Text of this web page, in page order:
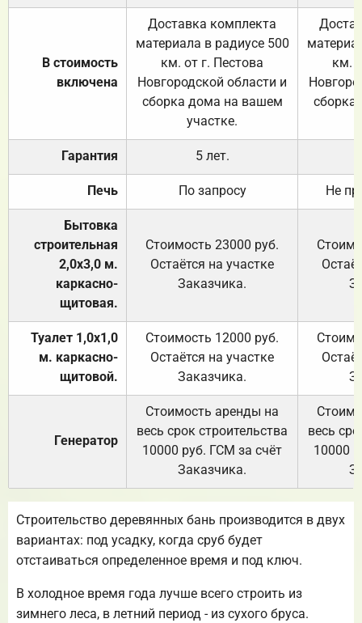
В стоимость
включена
Доставка комплекта
материала в радиусе 500
км. от г. Пестова
Новгородской области и
сборка дома на вашем
участке.
км.
Гарантия 5 лет.
Печь По запросу Не
Бытовка
строительная
2,0х3,0 м.
каркасно-
щитовая.
Стоимость 23000 руб.
Остаётся на участке
Заказчика.
Туалет 1,0х1,0
м. каркасно-
щитовой.
Стоимость 12000 руб.
Остаётся на участке
Заказчика.
Генератор
Стоимость аренды на
весь срок строительства
10000 руб. ГСМ за счёт
Заказчика.
весь
10000
Строительство деревянных бань производится в двух
вариантах: под усадку, когда сруб будет
отстаиваться определенное время и под ключ.
В холодное время года лучше всего строить из
зимнего леса, в летний период - из сухого бруса.